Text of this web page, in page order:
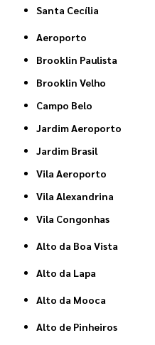
Santa Cecília
Aeroporto
Brooklin Paulista
Brooklin Velho
Campo Belo
Jardim Aeroporto
Jardim Brasil
Vila Aeroporto
Vila Alexandrina
Vila Congonhas
Alto da Boa Vista
Alto da Lapa
Alto da Mooca
Alto de Pinheiros